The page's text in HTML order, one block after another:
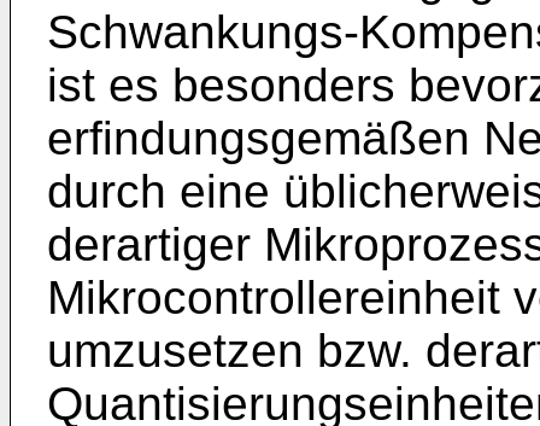
Schwankungs-
ist es besonders
erfindungsgemäßen
durch eine
derartiger
Mikrocontrollereinheit
umzusetzen bzw.